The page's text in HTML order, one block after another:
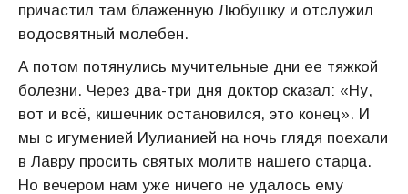
причастил там блаженную Любушку и отслужил
водосвятный молебен.
А потом потянулись мучительные дни ее тяжкой
болезни. Через два-три дня доктор сказал: «Ну,
вот и всё, кишечник остановился, это конец». И
мы с игуменией Иулианией на ночь глядя поехали
в Лавру просить святых молитв нашего старца.
Но вечером нам уже ничего не удалось ему